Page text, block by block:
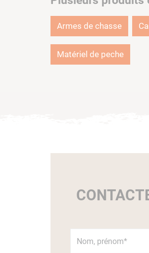
Armes de chasse
Matériel de peche